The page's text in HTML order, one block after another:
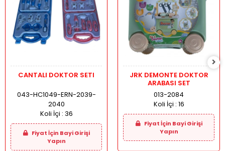
CANTALI DOKTOR SETI
043-HC1049-ERN-2039-
2040
Koli İçi : 36
Fiyat İçin Bayi Girişi
Yapın
JRK DEMONTE DOKTOR
ARABASI SET
013-2084
Koli İçi : 16
Fiyat İçin Bayi Girişi
Yapın